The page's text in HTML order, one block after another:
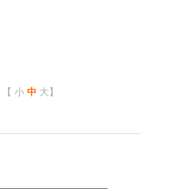
【 小 中 大】